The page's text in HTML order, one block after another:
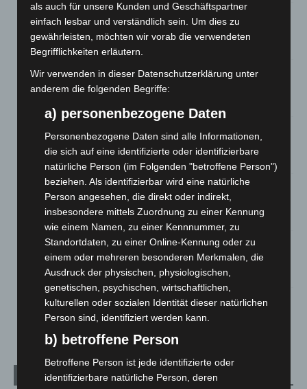
Niedersachsen: Feuerwehrkräfte kehren nach
7. August 2026
Hannover: Erste Tigermücken-Population in Niedersachsen
entdeckt
Region Hannover: 21 neue Notfallsanitäter starten beim
Roten Kreuz
5. August 2026
Mann läuft mit Hockeyschläger über A7 – Polizei sucht
Zeugen
5. August 2026
Celle: Mensch stirbt bei Bagger-Unfall auf Baustelle
5. August 2026
Kategorien
als auch für unsere Kunden und Geschäftspartner
einfach lesbar und verständlich sein. Um dies zu
gewährleisten, möchten wir vorab die verwendeten
Begrifflichkeiten erläutern.
Wir verwenden in dieser Datenschutzerklärung unter
anderem die folgenden Begriffe:
a) personenbezogene Daten
Personenbezogene Daten sind alle Informationen,
die sich auf eine identifizierte oder identifizierbare
natürliche Person (im Folgenden "betroffene Person")
beziehen. Als identifizierbar wird eine natürliche
Person angesehen, die direkt oder indirekt,
insbesondere mittels Zuordnung zu einer Kennung
wie einem Namen, zu einer Kennnummer, zu
Standortdaten, zu einer Online-Kennung oder zu
einem oder mehreren besonderen Merkmalen, die
Ausdruck der physischen, physiologischen,
genetischen, psychischen, wirtschaftlichen,
kulturellen oder sozialen Identität dieser natürlichen
Person sind, identifiziert werden kann.
b) betroffene Person
Betroffene Person ist jede identifizierte oder
identifizierbare natürliche Person, deren